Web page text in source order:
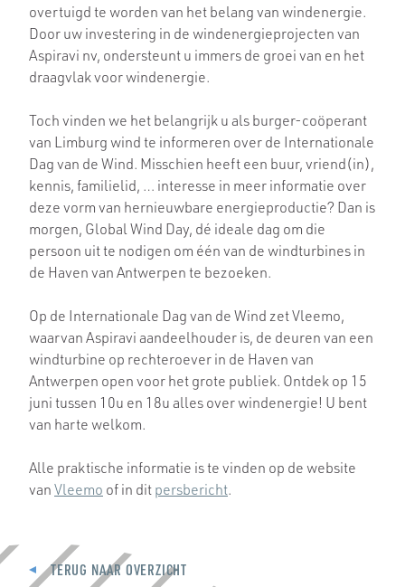
overtuigd te worden van het belang van windenergie.
Door uw investering in de windenergieprojecten van
Aspiravi nv, ondersteunt u immers de groei van en het
draagvlak voor windenergie.
Toch vinden we het belangrijk u als burger-coöperant
van Limburg wind te informeren over de Internationale
Dag van de Wind. Misschien heeft een buur, vriend(in),
kennis, familielid, … interesse in meer informatie over
deze vorm van hernieuwbare energieproductie? Dan is
morgen, Global Wind Day, dé ideale dag om die
persoon uit te nodigen om één van de windturbines in
de Haven van Antwerpen te bezoeken.
Op de Internationale Dag van de Wind zet Vleemo,
waarvan Aspiravi aandeelhouder is, de deuren van een
windturbine op rechteroever in de Haven van
Antwerpen open voor het grote publiek. Ontdek op 15
juni tussen 10u en 18u alles over windenergie! U bent
van harte welkom.
Alle praktische informatie is te vinden op de website
vanVleemo of in ditpersbericht.
TERUG NAAR OVERZICHT